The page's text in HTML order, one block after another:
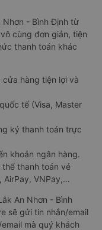
Nhơn - Bình Định từ
cùng đơn giản, tiện
thanh toán khác
hàng tiện lợi và
tế (Visa, Master
ký thanh toán trực
khoản ngân hàng.
thanh toán vé
AirPay, VNPay,…
An Nhơn - Bình
sẽ gửi tin nhắn/email
mà quý khách